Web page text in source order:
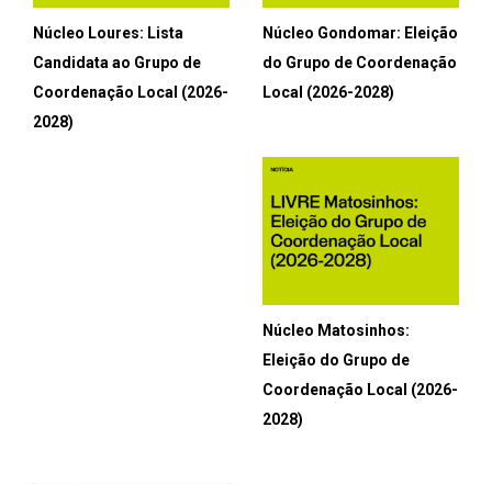
Núcleo Loures: Lista
Candidata ao Grupo de
Coordenação Local (2026-
2028)
Núcleo Gondomar: Eleição
do Grupo de Coordenação
Local (2026-2028)
Núcleo Matosinhos:
Eleição do Grupo de
Coordenação Local (2026-
2028)